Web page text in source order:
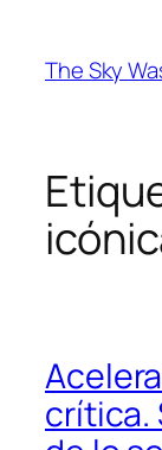
contenido
The Sky
crítica.